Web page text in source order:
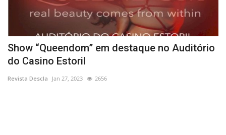
Show “Queendom” em destaque no Auditório
do Casino Estoril
Revista Descla Jan 27, 2023 2656